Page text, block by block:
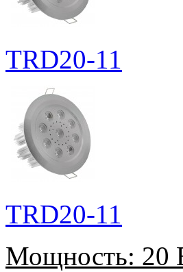
TRD20-11
TRD20-11
Мощность: 20